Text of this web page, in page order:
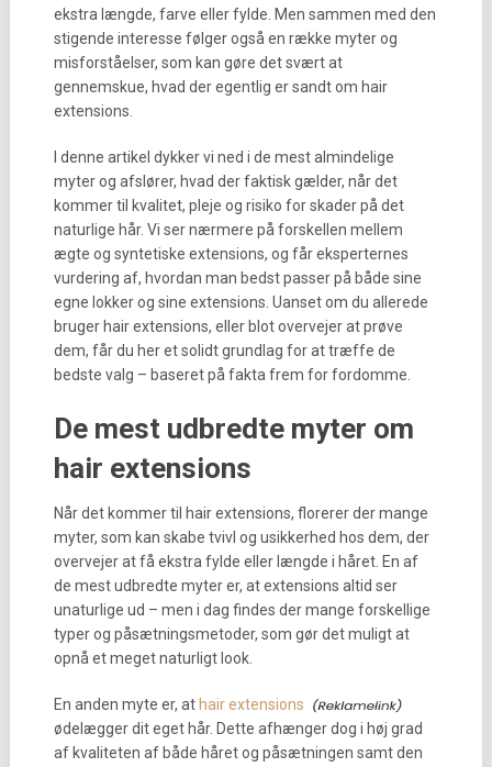
ekstra længde, farve eller fylde. Men sammen med den
stigende interesse følger også en række myter og
misforståelser, som kan gøre det svært at
gennemskue, hvad der egentlig er sandt om hair
extensions.
I denne artikel dykker vi ned i de mest almindelige
myter og afslører, hvad der faktisk gælder, når det
kommer til kvalitet, pleje og risiko for skader på det
naturlige hår. Vi ser nærmere på forskellen mellem
ægte og syntetiske extensions, og får eksperternes
vurdering af, hvordan man bedst passer på både sine
egne lokker og sine extensions. Uanset om du allerede
bruger hair extensions, eller blot overvejer at prøve
dem, får du her et solidt grundlag for at træffe de
bedste valg – baseret på fakta frem for fordomme.
De mest udbredte myter om
hair extensions
Når det kommer til hair extensions, florerer der mange
myter, som kan skabe tvivl og usikkerhed hos dem, der
overvejer at få ekstra fylde eller længde i håret. En af
de mest udbredte myter er, at extensions altid ser
unaturlige ud – men i dag findes der mange forskellige
typer og påsætningsmetoder, som gør det muligt at
opnå et meget naturligt look.
En anden myte er, at hair extensions
ødelægger dit eget hår. Dette afhænger dog i høj grad
af kvaliteten af både håret og påsætningen samt den